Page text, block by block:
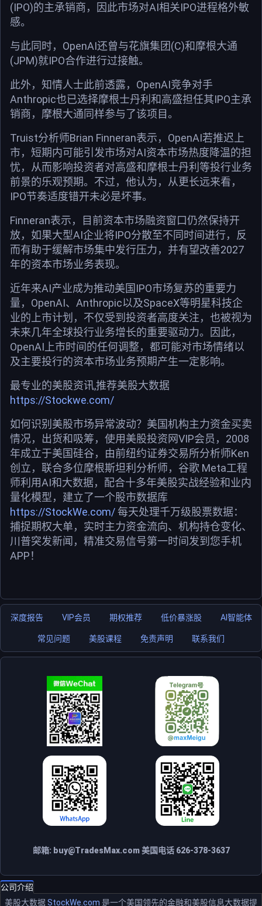
(IPO)的主承销商，因此市场对AI相关IPO进程格外敏
感。
与此同时，OpenAI还曾与花旗集团(C)和摩根大通
(JPM)就IPO合作进行过接触。
此外，知情人士此前透露，OpenAI竞争对手
Anthropic也已选择摩根士丹利和高盛担任其IPO主承
销商，摩根大通同样参与了该项目。
Truist分析师Brian Finneran表示，OpenAI若推迟上
市，短期内可能引发市场对AI资本市场热度降温的担
忧，从而影响投资者对高盛和摩根士丹利等投行业务
前景的乐观预期。不过，他认为，从更长远来看，
IPO节奏适度错开未必是坏事。
Finneran表示，目前资本市场融资窗口仍然保持开
放，如果大型AI企业将IPO分散至不同时间进行，反
而有助于缓解市场集中发行压力，并有望改善2027
年的资本市场业务表现。
近年来AI产业成为推动美国IPO市场复苏的重要力
量，OpenAI、Anthropic以及SpaceX等明星科技企
业的上市计划，不仅受到投资者高度关注，也被视为
未来几年全球投行业务增长的重要驱动力。因此，
OpenAI上市时间的任何调整，都可能对市场情绪以
及主要投行的资本市场业务预期产生一定影响。
最专业的美股资讯,推荐美股大数据
https://Stockwe.com/
如何识别美股市场异常波动？美国机构主力资金买卖
情况，出货和吸筹，使用美股投资网VIP会员，2008
年成立于美国硅谷，由前纽约证券交易所分析师Ken
创立，联合多位摩根斯坦利分析师，谷歌 Meta工程
师利用AI和大数据，配合十多年美股实战经验和业内
量化模型，建立了一个股市数据库
https://StockWe.com/每天处理千万级股票数据：
捕捉期权大单，实时主力资金流向、机构持仓变化、
川普突发新闻，精准交易信号第一时间发到您手机
APP！
深度报告 VIP会员 期权推荐 低价暴涨股 AI智能体
常见问题 美股课程 免责声明 联系我们
邮箱: buy@TradesMax.com美国电话 626-378-3637
公司介绍
美股大数据StockWe.com 是一个美国领先的金融和美股信息大数据提